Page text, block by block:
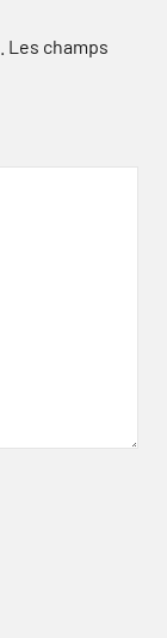
Les champs